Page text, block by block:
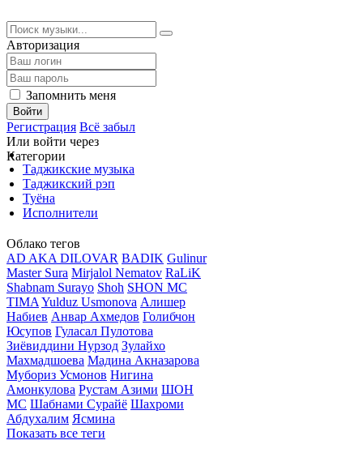
Авторизация
Запомнить меня
Войти
Регистрация Всё забыл
Или войти через
Категории
Таджикские музыка
Таджикский рэп
Туёна
Исполнители
Облако тегов
AD AKA DILOVAR BADIK Gulinur
Master Sura Mirjalol Nematov RaLiK
Shabnam Surayo Shoh SHON MC
TIMA Yulduz Usmonova Алишер
Набиев Анвар Ахмедов Голибчон
Юсупов Гуласал Пулотова
Зиёвиддини Нурзод Зулайхо
Махмадшоева Мадина Акназарова
Мубориз Усмонов Нигина
Амонкулова Рустам Азими ШОН
МС Шабнами Сурайё Шахроми
Абдухалим Ясмина
Показать все теги